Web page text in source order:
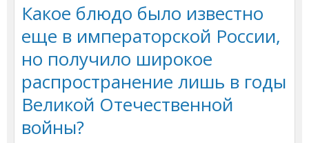
Какое блюдо было известно
еще в императорской России,
но получило широкое
распространение лишь в годы
Великой Отечественной
войны?